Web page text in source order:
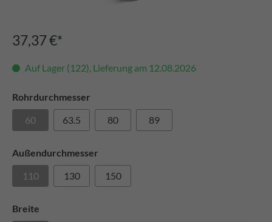
37,37 €*
Auf Lager (122), Lieferung am 12.08.2026
Rohrdurchmesser
60
63.5 80 89
Außendurchmesser
110
130 150
Breite